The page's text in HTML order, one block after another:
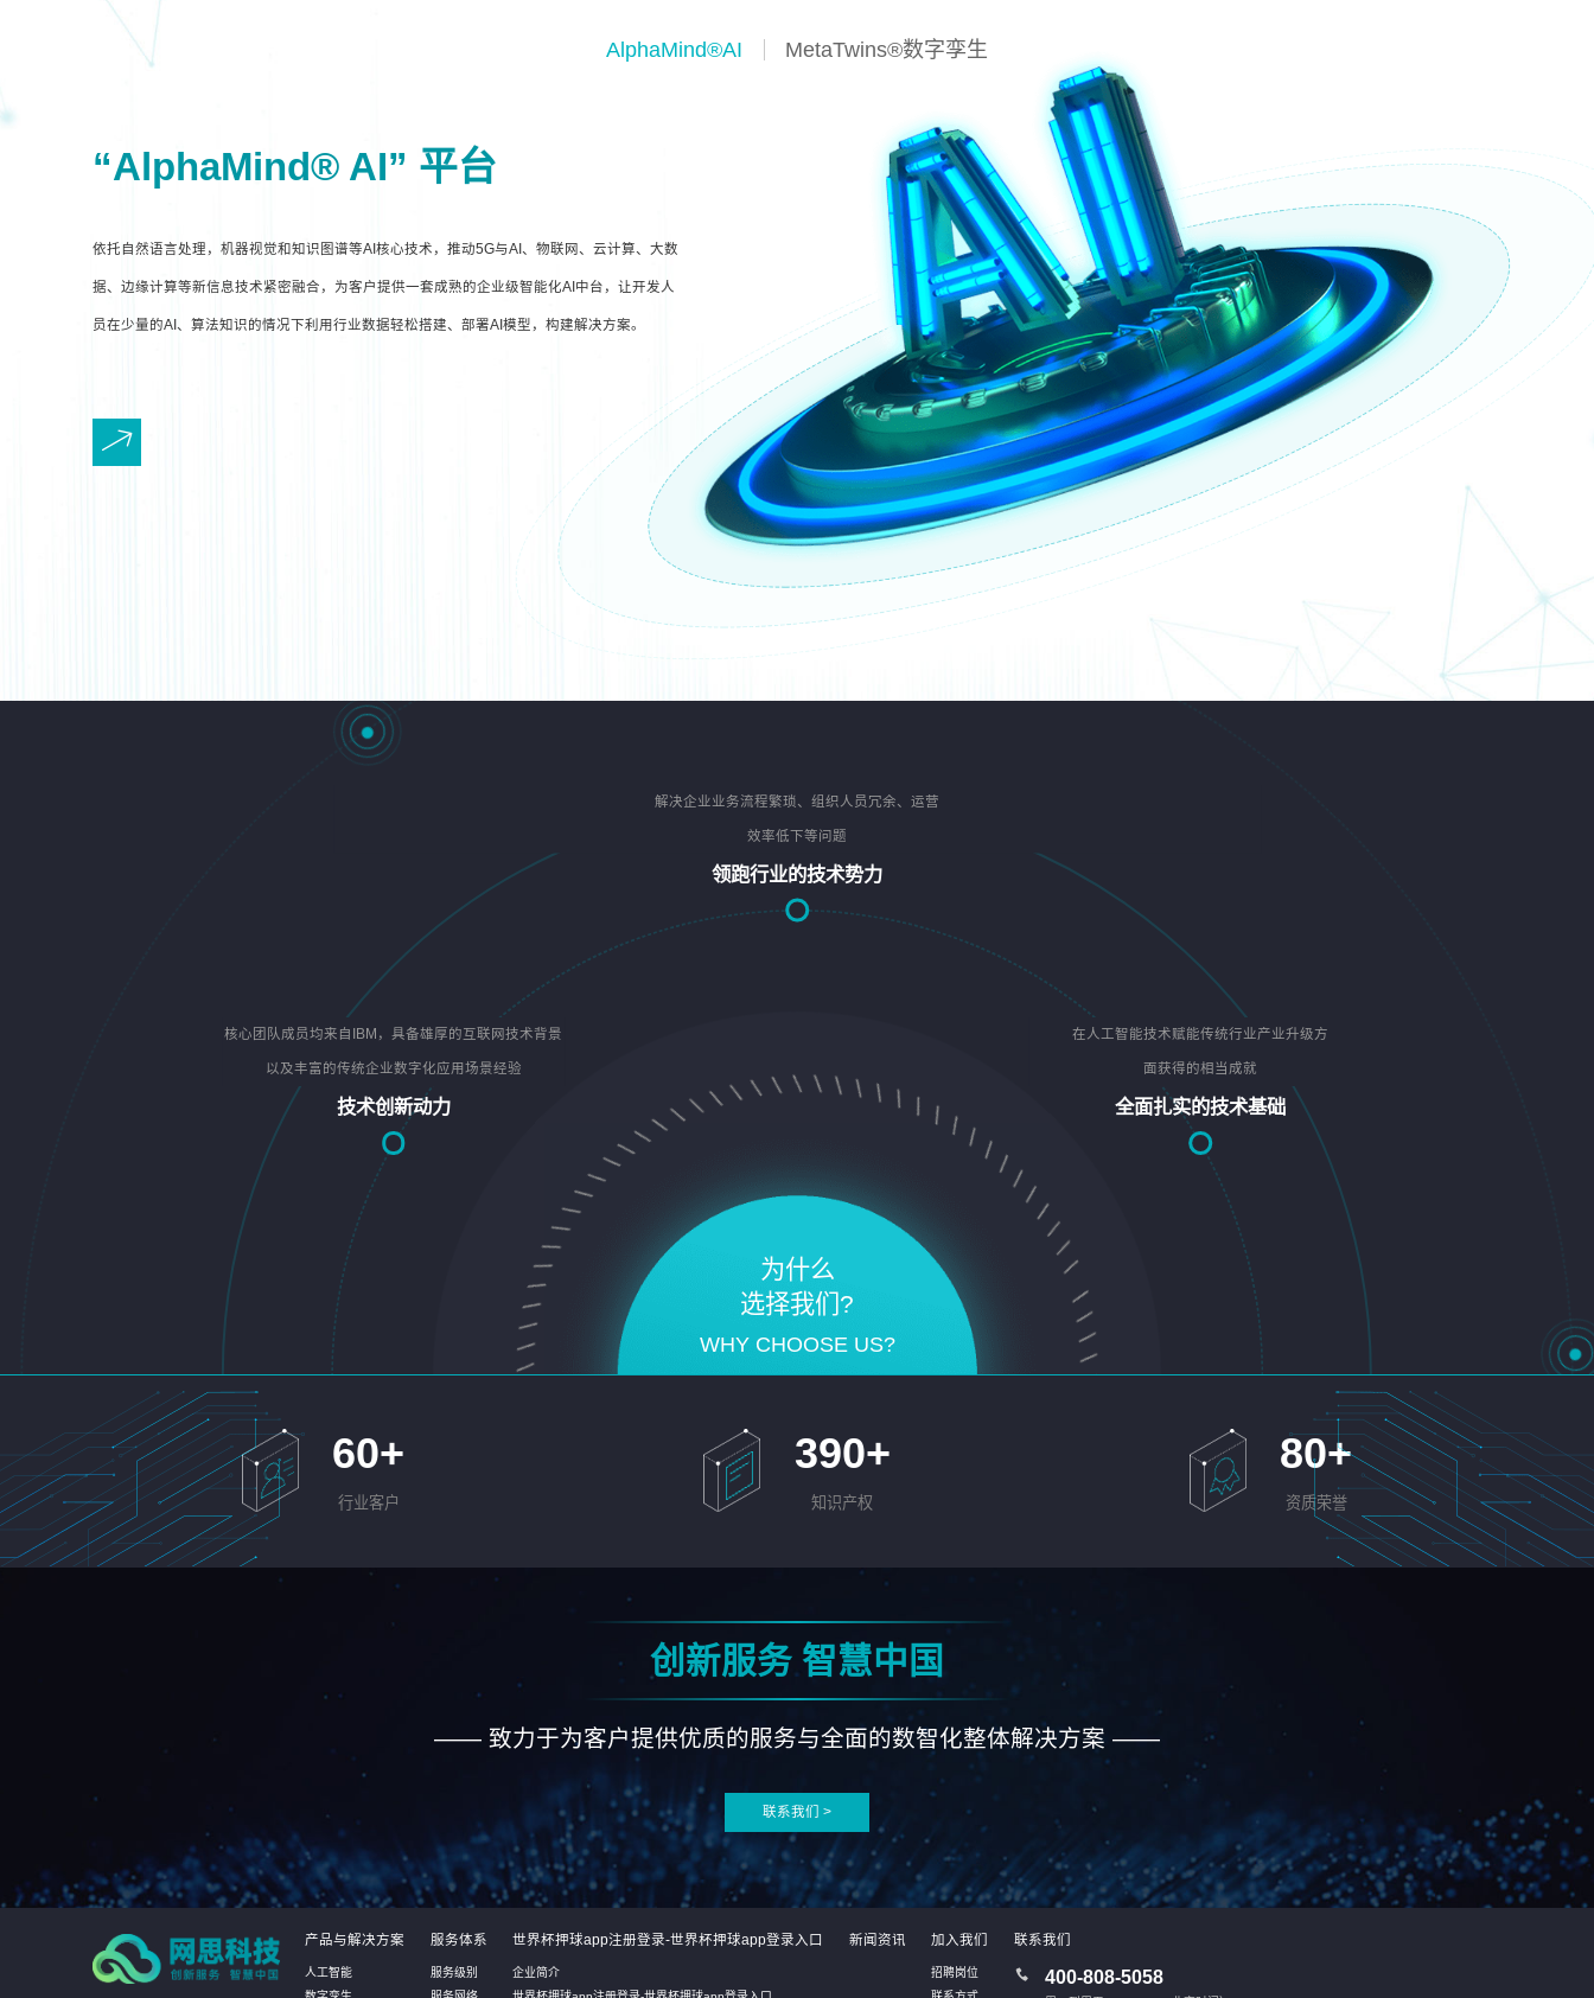
AlphaMind®AI MetaTwins®数字孪生
“AlphaMind® AI” 平台
依托自然语言处理，机器视觉和知识图谱等AI核心技术，推动5G与AI、物联网、云计算、大数
据、边缘计算等新信息技术紧密融合，为客户提供一套成熟的企业级智能化AI中台，让开发人
员在少量的AI、算法知识的情况下利用行业数据轻松搭建、部署AI模型，构建解决方案。
为什么
选择我们?
WHY CHOOSE US?
核心团队成员均来自IBM，具备雄厚的互联网技术背景
以及丰富的传统企业数字化应用场景经验
技术创新动力
解决企业业务流程繁琐、组织人员冗余、运营
效率低下等问题
领跑行业的技术势力
在人工智能技术赋能传统行业产业升级方
面获得的相当成就
全面扎实的技术基础
60+
行业客户
390+
知识产权
80+
资质荣誉
创新服务 智慧中国
—— 致力于为客户提供优质的服务与全面的数智化整体解决方案 ——
联系我们 >
产品与解决方案
人工智能
服务体系
服务级别
世界杯押球app注册登录-世界杯押球app登录入口
企业简介
新闻资讯 加入我们
招聘岗位
联系我们
400-808-5058